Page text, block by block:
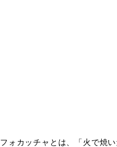
フォカッチャとは、「火で焼